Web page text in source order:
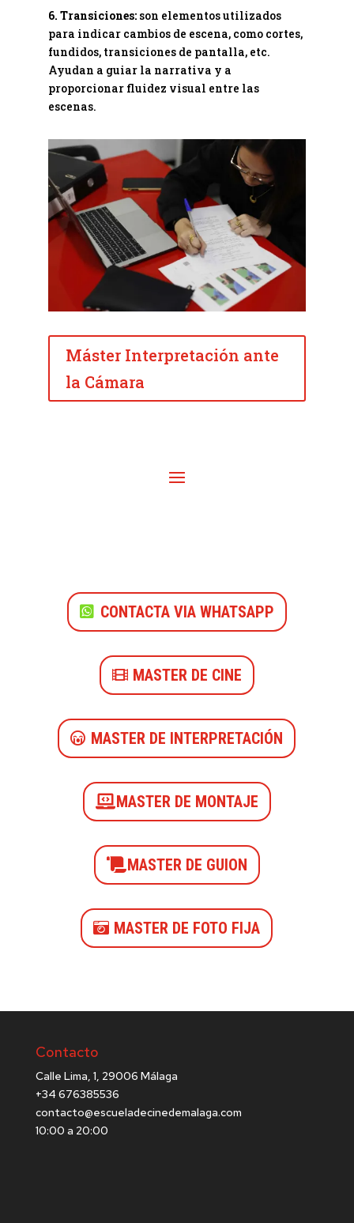
6. Transiciones:son elementos utilizados
para indicar cambios de escena, como cortes,
fundidos, transiciones de pantalla, etc.
Ayudan a guiar la narrativa y a
proporcionar fluidez visual entre las
escenas.
Máster Interpretación ante
la Cámara
CONTACTA VIA WHATSAPP
MASTER DE CINE
MASTER DE INTERPRETACIÓN
MASTER DE MONTAJE
MASTER DE GUION
MASTER DE FOTO FIJA
Contacto
Calle Lima, 1, 29006 Málaga
+34 676385536
contacto@escueladecinedemalaga.com
10:00 a 20:00